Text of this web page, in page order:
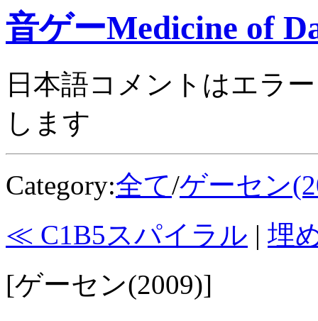
音ゲーMedicine of
日本語コメントはエラ
します
Category:全て/ゲーセン
≪ C1B5スパイラル | 埋
[ゲーセン(2009)]